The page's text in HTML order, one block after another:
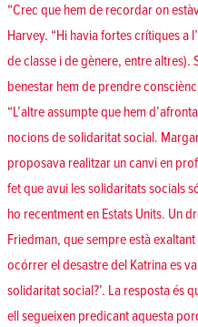
“Crec que hem de recordar on
Harvey. “Hi havia fortes crítiques a
de classe i de gènere, entre altres).
benestar hem de prendre
“L’altre assumpte que hem
nocions de solidaritat social.
proposava realitzar un canvi en
fet que avui les solidaritats socials
ho recentment en Estats Units. Un
Friedman, que sempre està
ocórrer el desastre del Katrina es
solidaritat social?’. La resposta és
ell segueixen predicant aquesta